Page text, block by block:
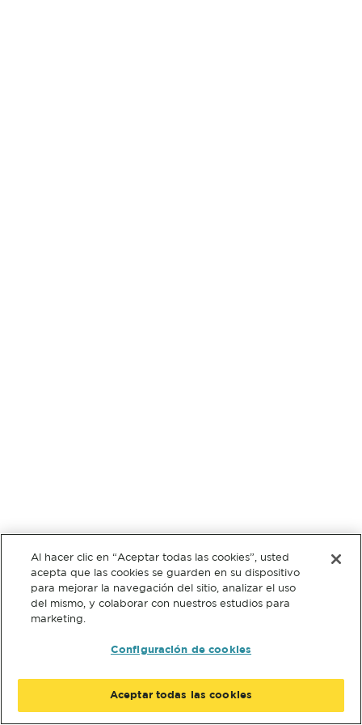
Al hacer clic en “Aceptar todas las cookies”, usted
acepta que las cookies se guarden en su dispositivo
para mejorar la navegación del sitio, analizar el uso
del mismo, y colaborar con nuestros estudios para
marketing.
Configuración de cookies
Aceptar todas las cookies